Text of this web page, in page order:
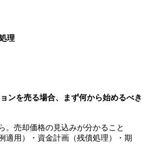
理
ンを売る場合、まず何から始めるべき
。売却価格の見込みが分かること
適用）・資金計画（残債処理）・期